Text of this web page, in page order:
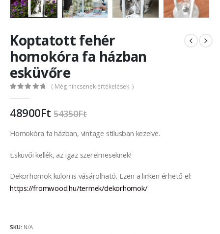
Koptatott fehér
homokóra fa házban
esküvőre
( Még nincsenek értékelések. )
48900Ft 54350Ft
Homokóra fa házban, vintage stílusban kezelve.
Esküvői kellék, az igaz szerelmeseknek!
Dekorhomok külön is vásárolható. Ezen a linken érhető el:
https://fromwood.hu/termek/dekorhomok/
SKU: N/A